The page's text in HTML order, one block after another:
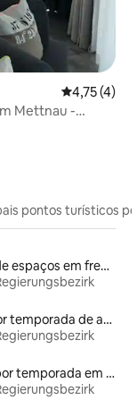
4,75 de
4,75 (4)
Mettnau -
pontos turísticos
Aluguéis de espaços em frente à praia
Aluguel por temporada de apart-hotéis
Aluguéis por temporada em albergue